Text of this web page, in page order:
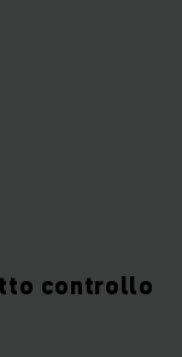
controllo